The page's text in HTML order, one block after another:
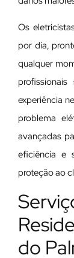
Os
por dia,
qualquer
experiência
problema
avançadas
eficiência e
proteção ao
do